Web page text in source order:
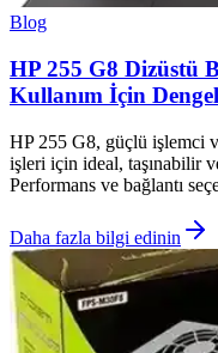
Blog
HP 255 G8 Dizüstü
Kullanım İçin
HP 255 G8, güçlü işlemci
işleri için ideal, taşınabilir
Performans ve bağlantı
Daha fazla bilgi edinin